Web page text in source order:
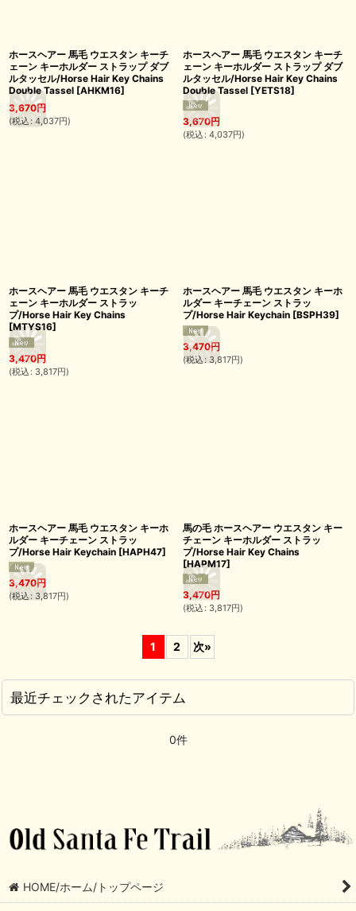
ホースヘアー 馬毛 ウエスタン キーチ
ェーン キーホルダー ストラップ ダブ
ルタッセル/Horse Hair Key Chains
Double Tassel [AHKM16]
3,670円
(税込 : 4,037円)
ホースヘアー 馬毛 ウエスタン キーチ
ェーン キーホルダー ストラップ ダブ
ルタッセル/Horse Hair Key Chains
Double Tassel [YETS18]
3,670円
(税込 : 4,037円)
ホースヘアー 馬毛 ウエスタン キーチ
ェーン キーホルダー ストラッ
プ/Horse Hair Key Chains
[MTYS16]
3,470円
(税込 : 3,817円)
ホースヘアー 馬毛 ウエスタン キーホ
ルダー キーチェーン ストラッ
プ/Horse Hair Keychain [BSPH39]
3,470円
(税込 : 3,817円)
ホースヘアー 馬毛 ウエスタン キーホ
ルダー キーチェーン ストラッ
プ/Horse Hair Keychain [HAPH47]
3,470円
(税込 : 3,817円)
馬の毛 ホースヘアー ウエスタン キー
チェーン キーホルダー ストラッ
プ/Horse Hair Key Chains
[HAPM17]
3,470円
(税込 : 3,817円)
1 2 次»
最近チェックされたアイテム
0件
HOME/ホーム/トップページ